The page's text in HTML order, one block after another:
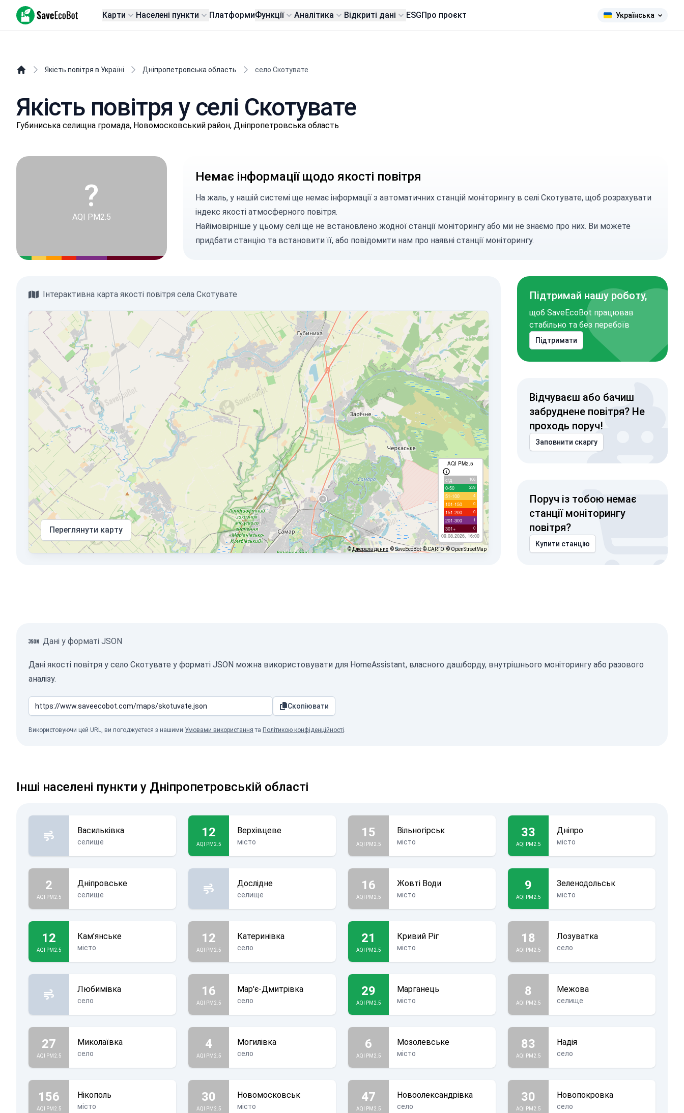
SaveEcoBot Карти Населені пункти ПлатформиФункції Аналітика Відкриті дані ESGПро проєкт Українська
Якість повітря в Україні Дніпропетровська область село Скотувате
Якість повітря у селі Скотувате
Губиниськa селищнa громада, Новомосковський район, Дніпропетровська область
?
AQI PM2.5
Немає інформації щодо якості повітря
На жаль, у нашій системі ще немає інформації з автоматичних станцій моніторингу в селі Скотувате, щоб розрахувати
індекс якості атмосферного повітря.
Найімовірніше у цьому селі ще не встановлено жодної станції моніторингу або ми не знаємо про них. Ви можете
придбати станцію та встановити її, або повідомити нампро наявні станції моніторингу.
Інтерактивна карта якості повітря села Скотувате
AQI PM2.5
с/д 106
0-50 239
51-100 4
101-150 0
151-200 0
201-300 1
301+ 0
09.08.2026, 16:00
Переглянути карту
©Джерела даних © SaveEcoBot © CARTO © OpenStreetMap
Підтримай нашу роботу,
щоб SaveEcoBot працював
стабільно та без перебоїв
Підтримати
Відчуваєш або бачиш
забруднене повітря? Не
проходь поруч!
Заповнити скаргу
Поруч із тобою немає
станції моніторингу
повітря?
Купити станцію
Дані у форматі JSON
Дані якості повітря у село Скотувате у форматі JSON можна використовувати для HomeAssistant, власного дашборду, внутрішнього моніторингу або разового
аналізу.
Скопіювати
Використовуючи цей URL, ви погоджуєтеся з нашими Умовами використання та Політикою конфіденційності.
Інші населені пункти у Дніпропетровській області
Васильківка
селище
12
AQI PM2.5
Верхівцеве
місто
15
AQI PM2.5
Вільногірськ
місто
33
AQI PM2.5
Дніпро
місто
2
AQI PM2.5
Дніпровське
селище
Дослідне
селище
16
AQI PM2.5
Жовті Води
місто
9
AQI PM2.5
Зеленодольськ
місто
12
AQI PM2.5
Кам’янське
місто
12
AQI PM2.5
Катеринівка
село
21
AQI PM2.5
Кривий Ріг
місто
18
AQI PM2.5
Лозуватка
село
Любимівка
село
16
AQI PM2.5
Мар'є-Дмитрівка
село
29
AQI PM2.5
Марганець
місто
8
AQI PM2.5
Межова
селище
27
AQI PM2.5
Миколаївка
село
4
AQI PM2.5
Могилівка
село
6
AQI PM2.5
Мозолевське
місто
83
AQI PM2.5
Надія
село
156
AQI PM2.5
Нікополь
місто
30
AQI PM2.5
Новомосковськ
місто
47
AQI PM2.5
Новоолександрівка
село
30
AQI PM2.5
Новопокровка
село